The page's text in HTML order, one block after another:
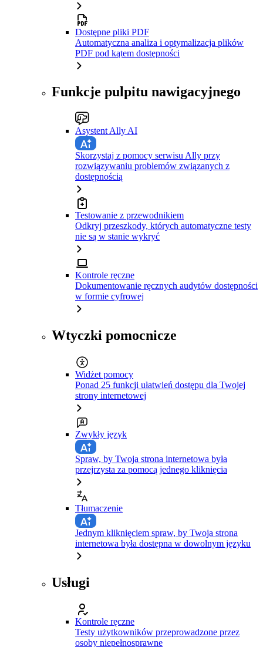
Dostępne pliki PDF
Automatyczna analiza i optymalizacja plików
PDF pod kątem dostępności
Funkcje pulpitu nawigacyjnego
Asystent Ally AI
Skorzystaj z pomocy serwisu Ally przy
rozwiązywaniu problemów związanych z
dostępnością
Testowanie z przewodnikiem
Odkryj przeszkody, których automatyczne testy
nie są w stanie wykryć
Kontrole ręczne
Dokumentowanie ręcznych audytów dostępności
w formie cyfrowej
Wtyczki pomocnicze
Widżet pomocy
Ponad 25 funkcji ułatwień dostępu dla Twojej
strony internetowej
Zwykły język
Spraw, by Twoja strona internetowa była
przejrzysta za pomocą jednego kliknięcia
Tłumaczenie
Jednym kliknięciem spraw, by Twoja strona
internetowa była dostępna w dowolnym języku
Usługi
Kontrole ręczne
Testy użytkowników przeprowadzone przez
osoby niepełnosprawne